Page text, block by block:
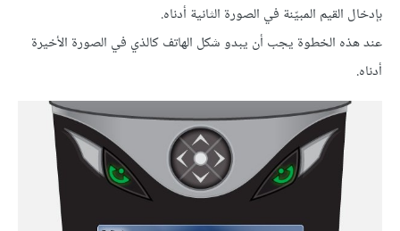
بإدخال القيم المبيّنة في الصورة الثانية أدناه.
عند هذه الخطوة يجب أن يبدو شكل الهاتف كالذي في الصورة الأخيرة
أدناه.